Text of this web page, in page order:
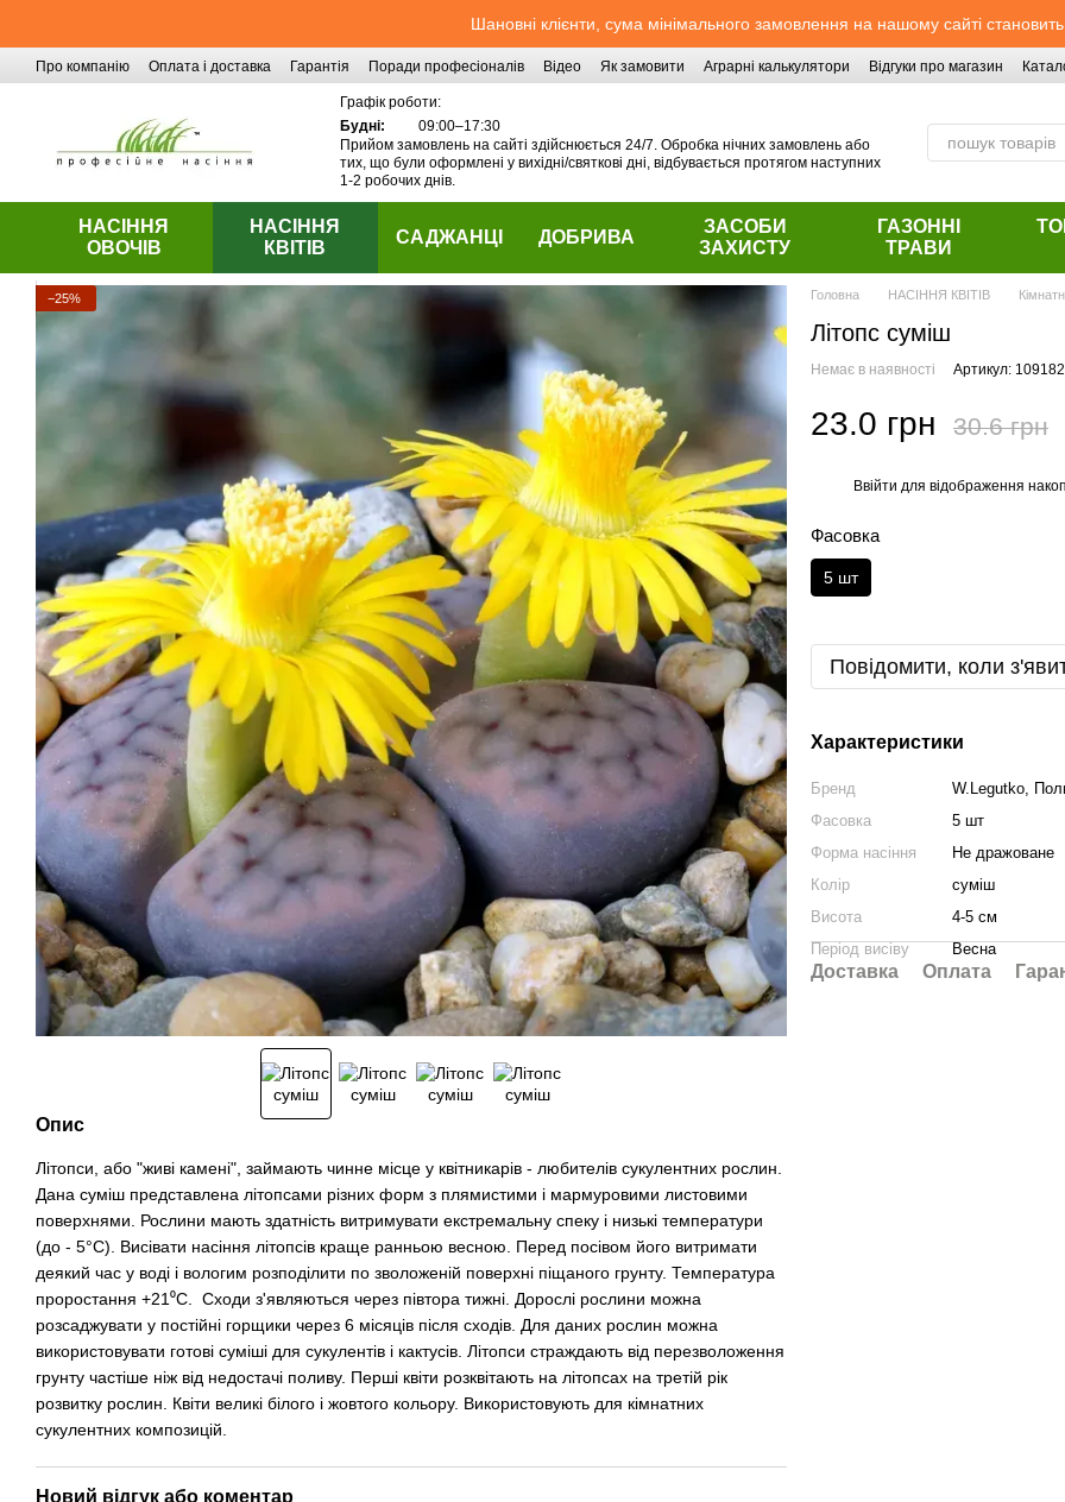
Шановні клієнти, сума мінімального замовлення на нашому сайті
Про компанію Оплата і доставка Гарантія Поради професіоналів Відео Як замовити Аграрні калькулятори Відгуки про магазин
Графік роботи:
Будні:
09:00–17:30
Прийом замовлень на сайті здійснюється 24/7. Обробка нічних замовлень або
тих, що були оформлені у вихідні/святкові дні, відбувається протягом наступних
1-2 робочих днів.
НАСІННЯ
ОВОЧІВ
НАСІННЯ
КВІТІВ
САДЖАНЦІ ДОБРИВА
ЗАСОБИ
ЗАХИСТУ
ГАЗОННІ
ТРАВИ
−25%
Опис
Літопси, або "живі камені", займають чинне місце у квітникарів - любителів сукулентних рослин.
Дана суміш представлена літопсами різних форм з плямистими і мармуровими листовими
поверхнями. Рослини мають здатність витримувати екстремальну спеку і низькі температури
(до - 5°C). Висівати насіння літопсів краще ранньою весною. Перед посівом його витримати
деякий час у воді і вологим розподілити по зволоженій поверхні піщаного грунту. Температура
проростання +21⁰С. Сходи з'являються через півтора тижні. Дорослі рослини можна
розсаджувати у постійні горщики через 6 місяців після сходів. Для даних рослин можна
використовувати готові суміші для сукулентів і кактусів. Літопси страждають від перезволоження
грунту частіше ніж від недостачі поливу. Перші квіти розквітають на літопсах на третій рік
розвитку рослин. Квіти великі білого і жовтого кольору. Використовують для кімнатних
сукулентних композицій.
Новий відгук або коментар
Головна НАСІННЯ КВІТІВ
Літопс суміш
Немає в наявності Артикул: 109182
23.0 грн 30.6 грн
Ввійти для відображення
Фасовка
5 шт
Повідомити, коли
Характеристики
Бренд
W.Legutko,
Фасовка
5 шт
Форма насіння
Не дражоване
Колір
сумiш
Висота
4-5 см
Період висіву
Весна
Доставка Оплата